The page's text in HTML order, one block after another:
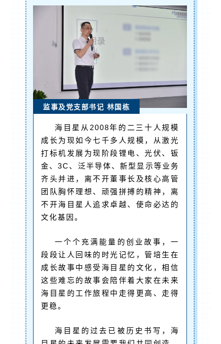
监事及党支部书记 林国栋
海目星从2008年的二三十人规模
成长为现如今七千多人规模，从激光
打标机发展为现阶段锂电、光伏、钣
金、3C、泛半导体、新型显示等业务
齐头并进，离不开董事长及核心高管
团队胸怀理想、顽强拼搏的精神，离
不开海目星人追求卓越、使命必达的
文化基因。
一个个充满能量的创业故事，一
段段让人回味的时光记忆，管培生在
成长故事中感受海目星的文化，相信
这些难忘的故事会陪伴着大家在未来
海目星的工作旅程中走得更高、走得
更稳。
海目星的过去已被历史书写，海